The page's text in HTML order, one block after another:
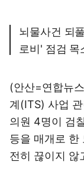
뇌물사건 되
로비' 점검 목
(안산=연합뉴
계(ITS) 사업
의원 4명이 검
등을 매개로 한
전히 끊이지 않